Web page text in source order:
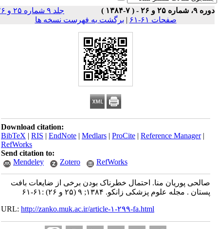
جلد ۹ شماره ۲۵ و ۲۶
|برگشت به فهرست نسخه ها
Download citation:
BibTeX|RIS| EndNote |Medlars |ProCite|Reference
RefWorks
Send citation to:
Mendeley
Zotero RefWorks
منا. احتمال خطرناک بودن برخی از ضایعات بافت
علوم پزشکی زانکو. ۱۳۸۴; ۹ (۲۵ و ۲۶) :۶۱-۶۱
URL:http://zanko.muk.ac.ir/article-۱-۲۹۹-fa.html